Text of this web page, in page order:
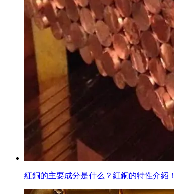
紅銅的主要成分是什么？紅銅的特性介紹！